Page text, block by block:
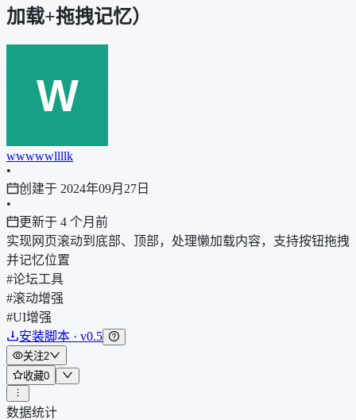
加载+拖拽记忆）
wwwwwllllk
•
创建于 2024年09月27日
•
更新于 4 个月前
实现网页滚动到底部、顶部，处理懒加载内容，支持按钮拖拽
并记忆位置
#论坛工具
#滚动增强
#UI增强
安装脚本 · v0.5
关注2
收藏0
数据统计